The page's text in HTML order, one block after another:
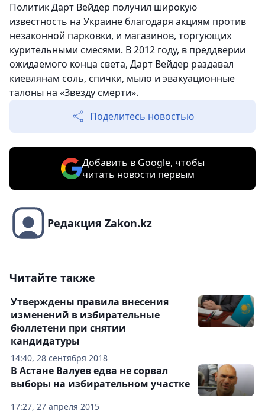
Политик Дарт Вейдер получил широкую
известность на Украине благодаря акциям против
незаконной парковки, и магазинов, торгующих
курительными смесями. В 2012 году, в преддверии
ожидаемого конца света, Дарт Вейдер раздавал
киевлянам соль, спички, мыло и эвакуационные
талоны на «Звезду смерти».
Поделитесь новостью
Добавить в Google, чтобы
читать новости первым
Редакция Zakon.kz
Читайте также
14:40, 28 сентября 2018
Утверждены правила внесения
изменений в избирательные
бюллетени при снятии
кандидатуры
17:27, 27 апреля 2015
В Астане Валуев едва не сорвал
выборы на избирательном участке